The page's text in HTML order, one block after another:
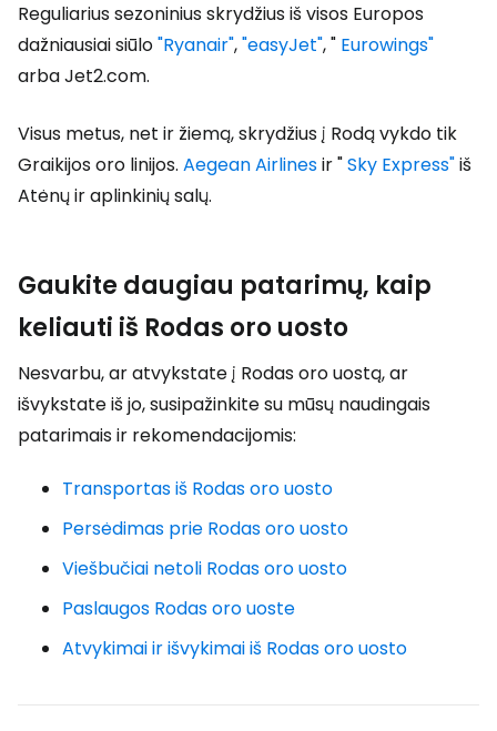
Reguliarius sezoninius skrydžius iš visos Europos
dažniausiai siūlo"Ryanair","easyJet", " Eurowings"
arbaJet2.com.
Visus metus, net ir žiemą, skrydžius į Rodą vykdo tik
Graikijos oro linijos. Aegean Airlinesir "Sky Express"iš
Atėnų ir aplinkinių salų.
Gaukite daugiau patarimų, kaip
keliauti iš Rodas oro uosto
Nesvarbu, ar atvykstate į Rodas oro uostą, ar
išvykstate iš jo, susipažinkite su mūsų naudingais
patarimais ir rekomendacijomis:
Transportas iš Rodas oro uosto
Persėdimas prie Rodas oro uosto
Viešbučiai netoli Rodas oro uosto
Paslaugos Rodas oro uoste
Atvykimai ir išvykimai iš Rodas oro uosto